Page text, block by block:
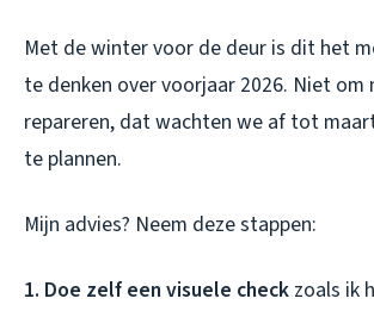
Met de winter voor de deur is dit het
te denken over voorjaar 2026. Niet om
repareren, dat wachten we af tot
te plannen.
Mijn advies? Neem deze stappen:
1. Doe zelf een visuele check zoals ik